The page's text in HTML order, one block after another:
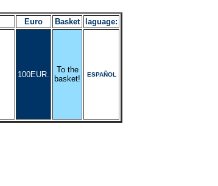
Euro Basket laguage:
100EUR.
To the
basket!
ESPAÑOL